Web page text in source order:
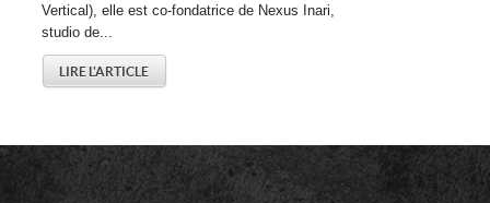
Vertical), elle est co-fondatrice de Nexus Inari,
studio de...
LIRE L'ARTICLE